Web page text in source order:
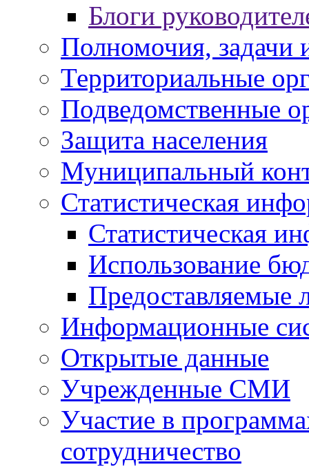
Блоги
Полномочия, задачи
Территориальные
Подведомственные
Защита населения
Муниципальный
Статистическая
Статистическая
Использование
Предоставляемые
Информационные
Открытые данные
Учрежденные СМИ
Участие в
сотрудничество